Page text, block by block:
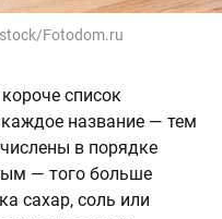
Fotodom.ru
список
название — тем
в порядке
— того больше
сахар, соль или